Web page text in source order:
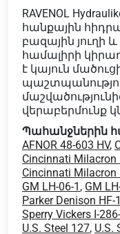
RAVENOL
հանքային
բազային յուղի
համալիրի
է կայուն
վերաբերմունք
Պահանջներին
AFNOR 48-603 HV,
Cincinnati Milacron
Cincinnati Milacron
GM LH-06-1 , GM
Parker Denison HF-1
Sperry Vickers I-
U.S. Steel 127, U.S.